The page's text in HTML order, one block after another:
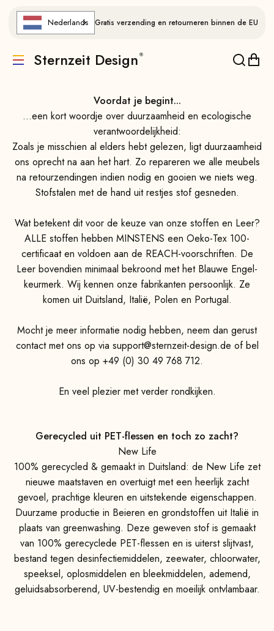
Nederlands Gratis verzending en retourneren binnen de EU
Vertaling ontbreekt: de.header.general.menu
Sternzeit Design
Alle informatie in één oogopslag
Voordat je begint...
...een kort woordje over duurzaamheid en ecologische
verantwoordelijkheid:
Zoals je misschien al elders hebt gelezen, ligt duurzaamheid
ons oprecht na aan het hart. Zo repareren we alle meubels
na retourzendingen indien nodig en gooien we niets weg.
Stofstalen met de hand uit restjes stof gesneden.
Wat betekent dit voor de keuze van onze stoffen en Leer?
ALLE stoffen hebben MINSTENS een Oeko-Tex 100-
certificaat en voldoen aan de REACH-voorschriften. De
Leer bovendien minimaal bekroond met het Blauwe Engel-
keurmerk. Wij kennen onze fabrikanten persoonlijk. Ze
komen uit Duitsland, Italië, Polen en Portugal.
Mocht je meer informatie nodig hebben, neem dan gerust
contact met ons op via support@sternzeit-design.de of bel
ons op +49 (0) 30 49 768 712.
En veel plezier met verder rondkijken.
Gerecycled uit PET-flessen en toch zo zacht?
New Life
100% gerecycled & gemaakt in Duitsland: de New Life zet
nieuwe maatstaven en overtuigt met een heerlijk zacht
gevoel, prachtige kleuren en uitstekende eigenschappen.
Duurzame productie in Beieren en grondstoffen uit Italië in
plaats van greenwashing. Deze geweven stof is gemaakt
van 100% gerecyclede PET-flessen en is uiterst slijtvast,
bestand tegen desinfectiemiddelen, zeewater, chloorwater,
speeksel, oplosmiddelen en bleekmiddelen, ademend,
geluidsabsorberend, UV-bestendig en moeilijk ontvlambaar.